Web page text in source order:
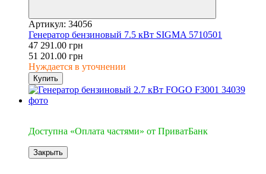
Артикул: 34056
Генератор бензиновый 7.5 кВт SIGMA 5710501
47 291.00 грн
51 201.00 грн
Нуждается в уточнении
Купить
Доступна «Оплата частями» от ПриватБанк
Закрыть